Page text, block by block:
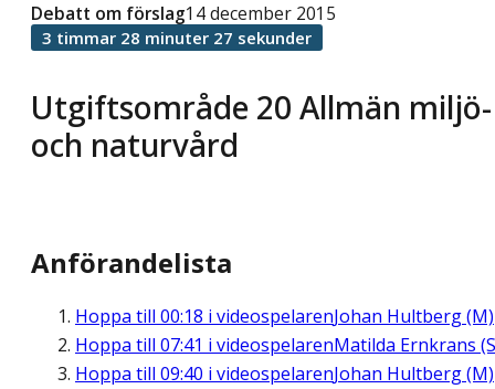
Utgiftsområde 20 Allmän miljö-
och naturvård
Debatt om förslag14 december 2015
3 timmar 28 minuter 27 sekunder
Anförandelista
Hoppa till 00:18 i videospelarenJohan Hultberg (M)
Hoppa till 07:41 i videospelarenMatilda Ernkrans
Hoppa till 09:40 i videospelarenJohan Hultberg (M)